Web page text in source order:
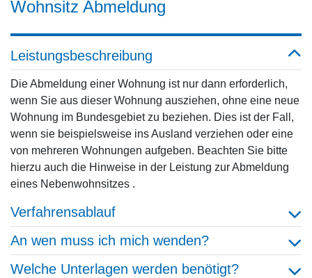
Wohnsitz Abmeldung
Leistungsbeschreibung
Die Abmeldung einer Wohnung ist nur dann erforderlich,
wenn Sie aus dieser Wohnung ausziehen, ohne eine neue
Wohnung im Bundesgebiet zu beziehen. Dies ist der Fall,
wenn sie beispielsweise ins Ausland verziehen oder eine
von mehreren Wohnungen aufgeben. Beachten Sie bitte
hierzu auch die Hinweise in der Leistung zur Abmeldung
eines Nebenwohnsitzes .
Verfahrensablauf
An wen muss ich mich wenden?
Welche Unterlagen werden benötigt?